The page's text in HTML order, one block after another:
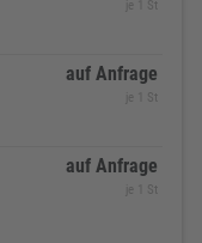
je 1 St
auf Anfrage
je 1 St
auf Anfrage
je 1 St